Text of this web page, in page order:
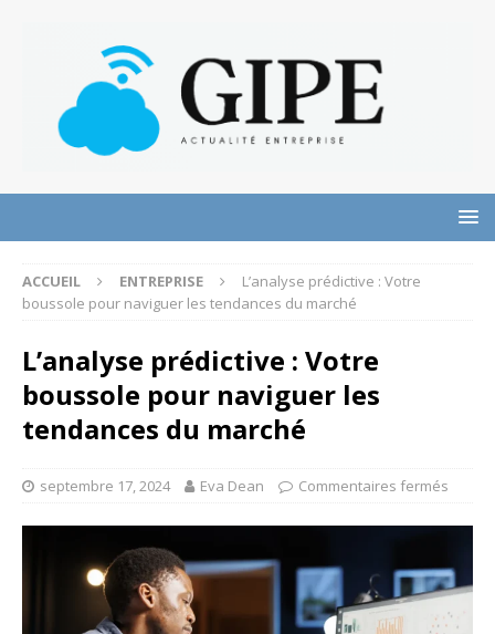
ACCUEIL ENTREPRISE
L’analyse prédictive : Votre
boussole pour naviguer les tendances du marché
L’analyse prédictive : Votre
boussole pour naviguer les
tendances du marché
septembre 17, 2024 Eva Dean Commentaires fermés